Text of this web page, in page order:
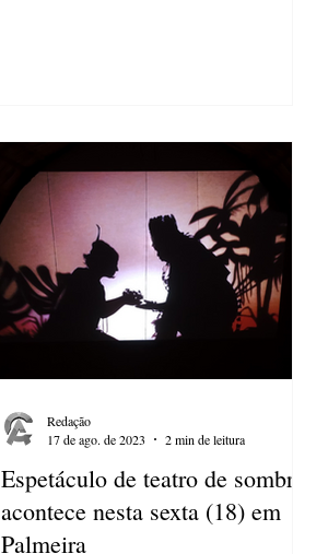
Espetáculo de teatro de sombras
acontece nesta sexta (18) em
Palmeira
Redação
17 de ago. de 2023
2 min de leitura